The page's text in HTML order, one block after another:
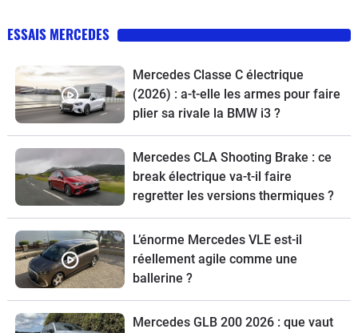
ESSAIS MERCEDES
Mercedes Classe C électrique
(2026) : a-t-elle les armes pour faire
plier sa rivale la BMW i3 ?
Mercedes CLA Shooting Brake : ce
break électrique va-t-il faire
regretter les versions thermiques ?
L’énorme Mercedes VLE est-il
réellement agile comme une
ballerine ?
Mercedes GLB 200 2026 : que vaut